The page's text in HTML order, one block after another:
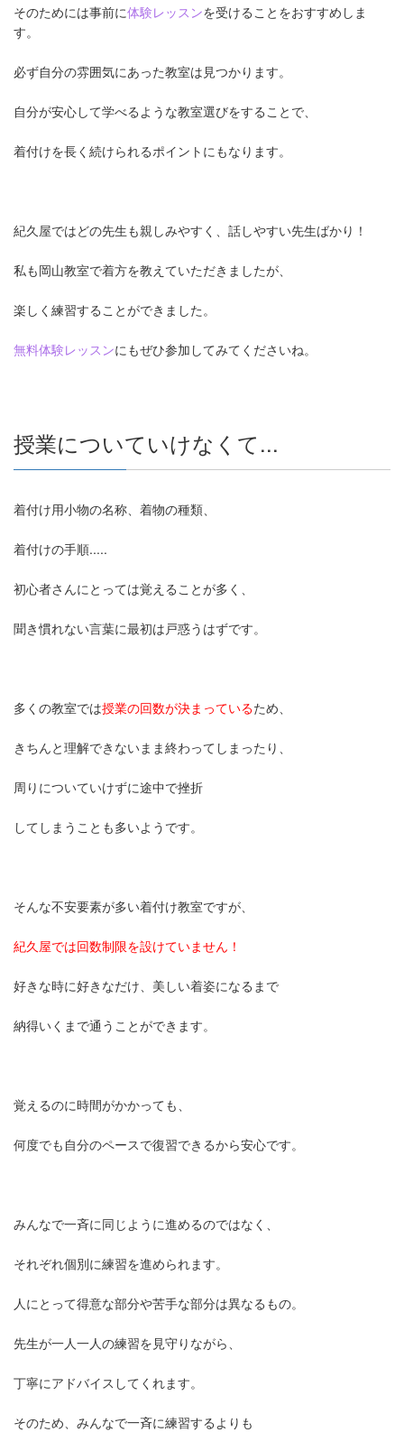
そのためには事前に体験レッスンを受けることをおすすめしま
す。
必ず自分の雰囲気にあった教室は見つかります。
自分が安心して学べるような教室選びをすることで、
着付けを長く続けられるポイントにもなります。
紀久屋ではどの先生も親しみやすく、話しやすい先生ばかり！
私も岡山教室で着方を教えていただきましたが、
楽しく練習することができました。
無料体験レッスンにもぜひ参加してみてくださいね。
授業についていけなくて...
着付け用小物の名称、着物の種類、
着付けの手順.....
初心者さんにとっては覚えることが多く、
聞き慣れない言葉に最初は戸惑うはずです。
多くの教室では授業の回数が決まっているため、
きちんと理解できないまま終わってしまったり、
周りについていけずに途中で挫折
してしまうことも多いようです。
そんな不安要素が多い着付け教室ですが、
紀久屋では回数制限を設けていません！
好きな時に好きなだけ、美しい着姿になるまで
納得いくまで通うことができます。
覚えるのに時間がかかっても、
何度でも自分のペースで復習できるから安心です。
みんなで一斉に同じように進めるのではなく、
それぞれ個別に練習を進められます。
人にとって得意な部分や苦手な部分は異なるもの。
先生が一人一人の練習を見守りながら、
丁寧にアドバイスしてくれます。
そのため、みんなで一斉に練習するよりも